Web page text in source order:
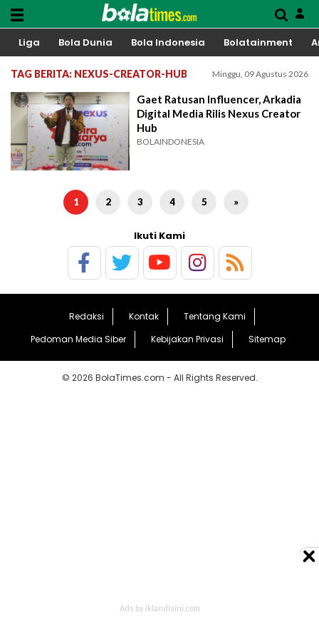
Liga Bola Dunia Bola Indonesia Bolatainment
TAG BERITA: NEXUS-CREATOR-HUB Minggu, 09 Agustus 2026
Gaet Ratusan Influencer, Arkadia
Digital Media Rilis Nexus Creator
Hub
BOLAINDONESIA
1 2 3 4 5 »
Ikuti Kami
Redaksi Kontak
Tentang Kami
Pedoman Media Siber
Kebijakan Privasi Sitemap
© 2026 BolaTimes.com - All Rights Reserved.